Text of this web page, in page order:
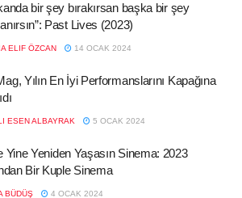
bir şey bırakırsan başka bir şey
Past Lives (2023)
ELIF ÖZCAN 14 OCAK 2024
Yılın En İyi Performanslarını Kapağına
ESEN ALBAYRAK 5 OCAK 2024
Yine Yeniden Yaşasın Sinema: 2023
Bir Kuple Sinema
BÜDÜŞ 4 OCAK 2024